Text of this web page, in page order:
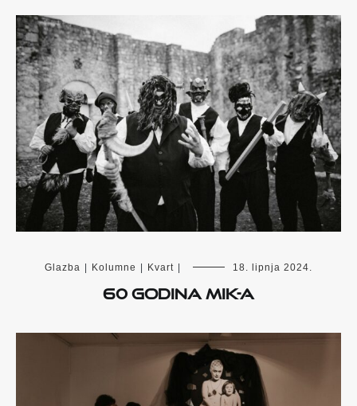
Glazba | Kolumne | Kvart | 18. lipnja 2024.
60 GODINA MIK-a